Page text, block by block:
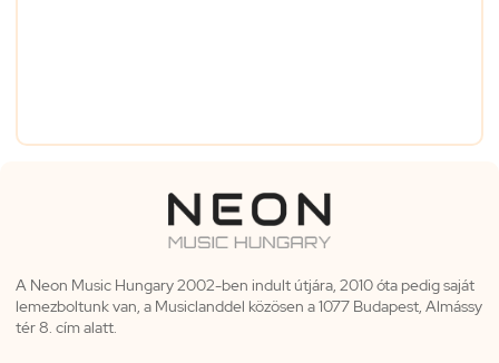
A Neon Music Hungary 2002-ben indult útjára, 2010 óta pedig saját
lemezboltunk van, a Musiclanddel közösen a 1077 Budapest, Almássy
tér 8. cím alatt.